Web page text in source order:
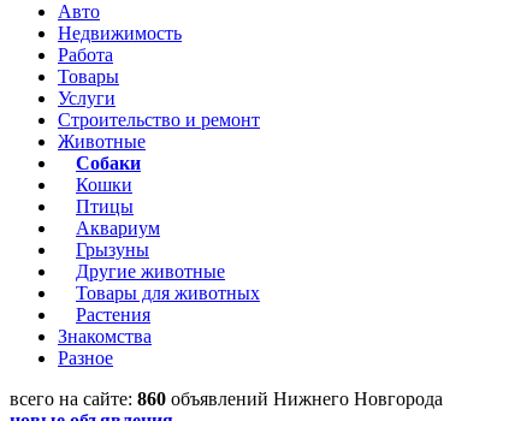
Авто
Недвижимость
Работа
Товары
Услуги
Строительство и ремонт
Животные
Собаки
Кошки
Птицы
Аквариум
Грызуны
Другие животные
Товары для животных
Растения
Знакомства
Разное
всего на сайте: 860 объявлений Нижнего Новгорода